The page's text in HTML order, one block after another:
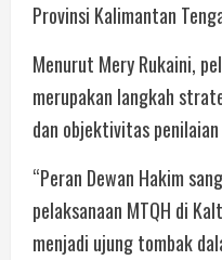
Provinsi Kalimantan
Menurut Mery Rukaini,
merupakan langkah
dan objektivitas penilaian
“Peran Dewan Hakim
pelaksanaan MTQH di
menjadi ujung tombak